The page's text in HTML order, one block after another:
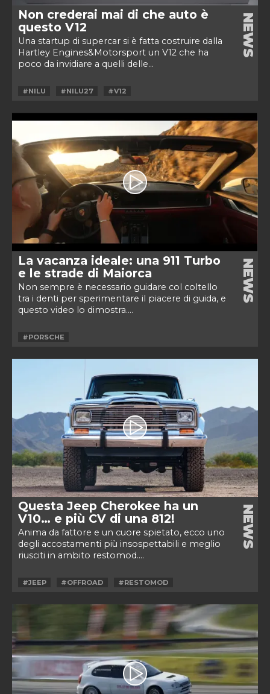
Non crederai mai di che auto è
questo V12
Una startup di supercar si è fatta costruire dalla
Hartley Engines&Motorsport un V12 che ha
poco da invidiare a quelli delle...
NEWS
#NILU #NILU27 #V12
La vacanza ideale: una 911 Turbo
e le strade di Maiorca
Non sempre è necessario guidare col coltello
tra i denti per sperimentare il piacere di guida, e
questo video lo dimostra....
NEWS
#PORSCHE
Questa Jeep Cherokee ha un
V10… e più CV di una 812!
Anima da fattore e un cuore spietato, ecco uno
degli accostamenti più insospettabili e meglio
riusciti in ambito restomod....
NEWS
#JEEP #OFFROAD #RESTOMOD